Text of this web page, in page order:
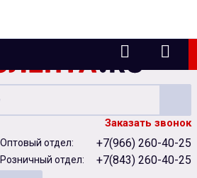
Заказать звонок
Оптовый отдел: +7(966) 260-40-25
Розничный отдел: +7(843) 260-40-25